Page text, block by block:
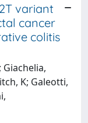
variant
cancer
colitis
K; Galeotti,